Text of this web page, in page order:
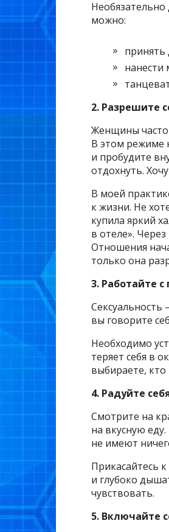
можно:
принять
нанести
2. Разрешите
Женщины часто
В этом режиме
и пробудите
отдохнуть.
В моей
к жизни. Не
купила яркий
в отеле».
Отношения
только она
3. Работайте
вы говорите
Необходимо
теряет себя в
выбираете, кто
4. Радуйте
Смотрите на
на вкусную
не имеют
Прикасайтесь
и глубоко
чувствовать.
5. Включайте